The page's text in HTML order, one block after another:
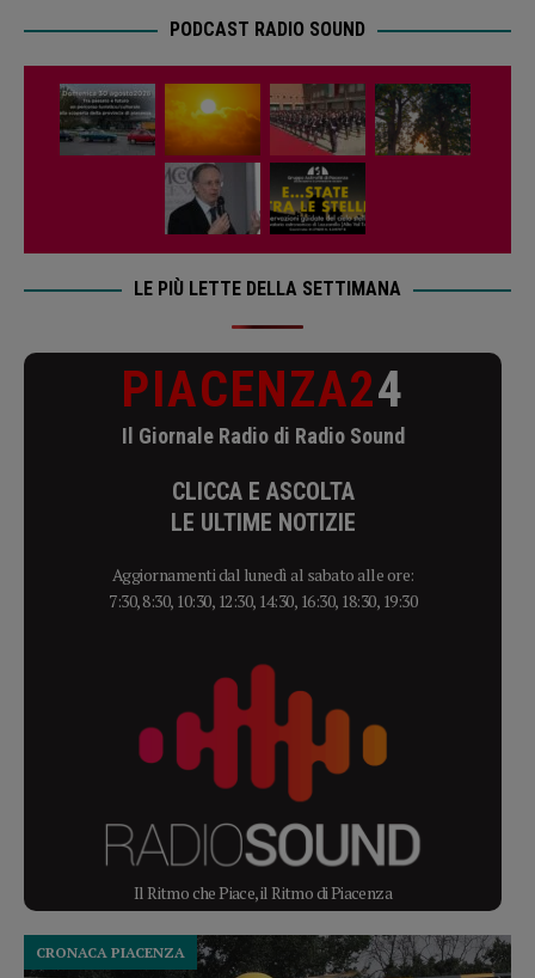
PODCAST RADIO SOUND
LE PIÙ LETTE DELLA SETTIMANA
PIACENZA24
Il Giornale Radio di Radio Sound
CLICCA E ASCOLTA
LE ULTIME NOTIZIE
Aggiornamenti dal lunedì al sabato alle ore:
7:30, 8:30, 10:30, 12:30, 14:30, 16:30, 18:30, 19:30
Il Ritmo che Piace, il Ritmo di Piacenza
CRONACA PIACENZA